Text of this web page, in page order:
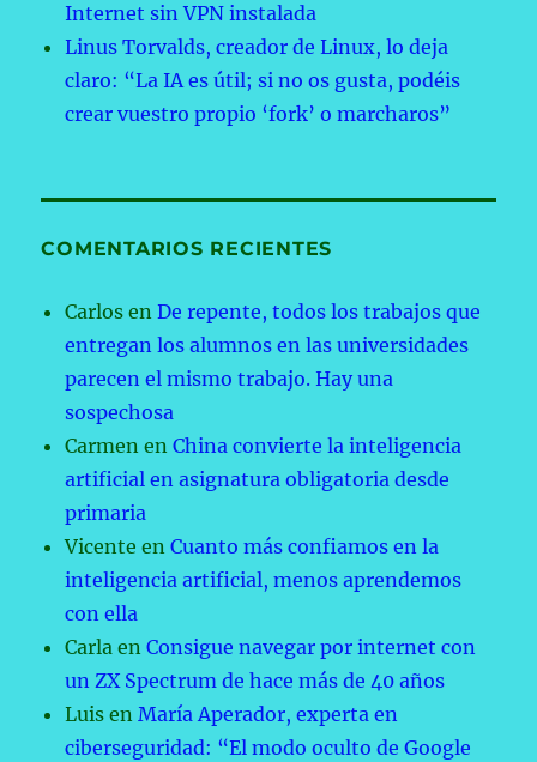
Internet sin VPN instalada
Linus Torvalds, creador de Linux, lo deja
claro: “La IA es útil; si no os gusta, podéis
crear vuestro propio ‘fork’ o marcharos”
COMENTARIOS RECIENTES
Carlos enDe repente, todos los trabajos que
entregan los alumnos en las universidades
parecen el mismo trabajo. Hay una
sospechosa
Carmen enChina convierte la inteligencia
artificial en asignatura obligatoria desde
primaria
Vicente enCuanto más confiamos en la
inteligencia artificial, menos aprendemos
con ella
Carla enConsigue navegar por internet con
un ZX Spectrum de hace más de 40 años
Luis enMaría Aperador, experta en
ciberseguridad: “El modo oculto de Google